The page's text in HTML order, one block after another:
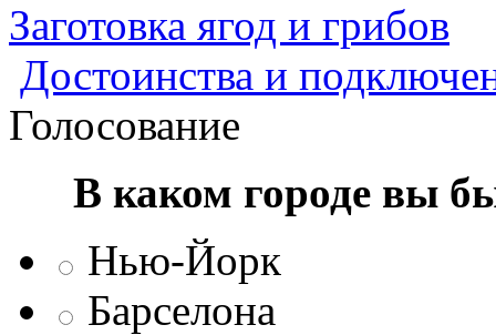
Заготовка ягод и грибов
Достоинства и
Голосование
В каком городе вы
Нью-Йорк
Барселона